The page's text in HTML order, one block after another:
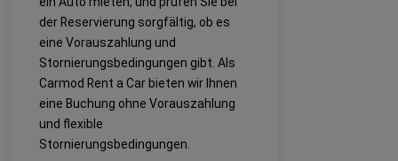
der Reservierung sorgfältig, ob es
eine Vorauszahlung und
Stornierungsbedingungen gibt. Als
Carmod Rent a Car bieten wir Ihnen
eine Buchung ohne Vorauszahlung
und flexible
Stornierungsbedingungen.